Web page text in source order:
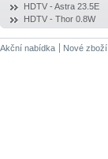
HDTV - Astra 23.5E
HDTV - Thor 0.8W
Akční nabídka Nové zboží